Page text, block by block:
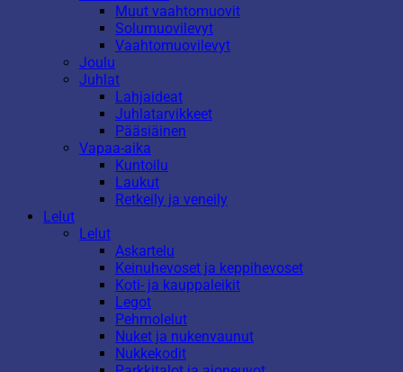
Muut vaahtomuovit
Solumuovilevyt
Vaahtomuovilevyt
Joulu
Juhlat
Lahjaideat
Juhlatarvikkeet
Pääsiäinen
Vapaa-aika
Kuntoilu
Laukut
Retkeily ja veneily
Lelut
Lelut
Askartelu
Keinuhevoset ja keppihevoset
Koti- ja kauppaleikit
Legot
Pehmolelut
Nuket ja nukenvaunut
Nukkekodit